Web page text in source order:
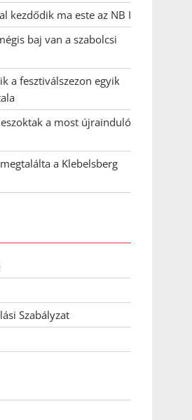
kezdődik ma este az NB I
baj van a szabolcsi
a fesztiválszezon egyik
a most újrainduló
a Klebelsberg
Szabályzat